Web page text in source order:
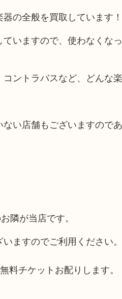
の全般を買取しています！
していますので、使わ
ントラバスなど、どんな
い店舗もございますので
隣が当店です。
ますのでご利用ください。
料チケットお配りします。